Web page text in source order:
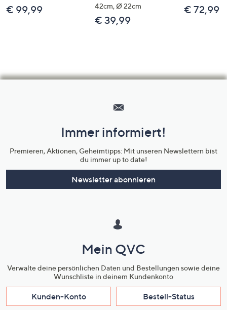
€ 99,99
42cm, Ø 22cm
€ 39,99
€ 72,99
Unternehmensinformationen
Immer informiert!
Premieren, Aktionen, Geheimtipps: Mit unseren Newslettern bist
du immer up to date!
Newsletter abonnieren
Mein QVC
Verwalte deine persönlichen Daten und Bestellungen sowie deine
Wunschliste in deinem Kundenkonto
Kunden-Konto Bestell-Status